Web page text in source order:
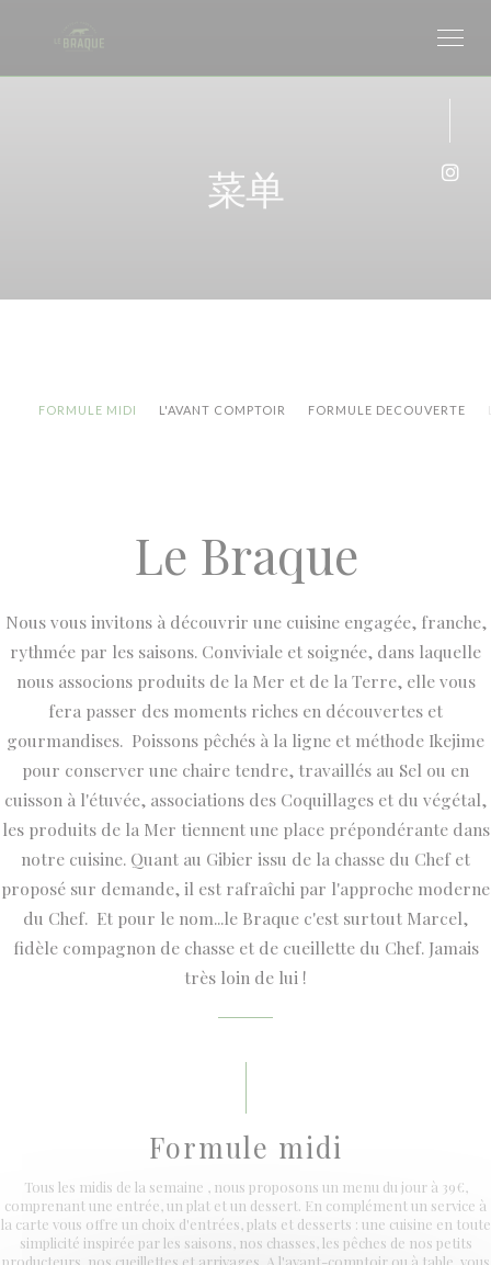
菜单
FORMULE MIDI L'AVANT COMPTOIR FORMULE DECOUVERTE
Le Braque
Nous vous invitons à découvrir une cuisine engagée, franche,
rythmée par les saisons. Conviviale et soignée, dans laquelle
nous associons produits de la Mer et de la Terre, elle vous
fera passer des moments riches en découvertes et
gourmandises. Poissons pêchés à la ligne et méthode Ikejime
pour conserver une chaire tendre, travaillés au Sel ou en
cuisson à l'étuvée, associations des Coquillages et du végétal,
les produits de la Mer tiennent une place prépondérante dans
notre cuisine. Quant au Gibier issu de la chasse du Chef et
proposé sur demande, il est rafraîchi par l'approche moderne
du Chef. Et pour le nom...le Braque c'est surtout Marcel,
fidèle compagnon de chasse et de cueillette du Chef. Jamais
très loin de lui !
Formule midi
Tous les midis de la semaine , nous proposons un menu du jour à 39€,
comprenant une entrée, un plat et un dessert. En complément un service à
la carte vous offre un choix d'entrées, plats et desserts : une cuisine en toute
simplicité inspirée par les saisons, nos chasses, les pêches de nos petits